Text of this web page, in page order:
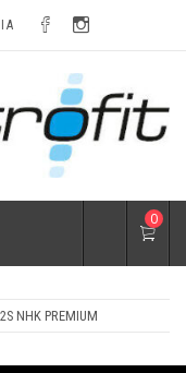
I
najatrakcyjniejsze
0
NHK PREMIUM